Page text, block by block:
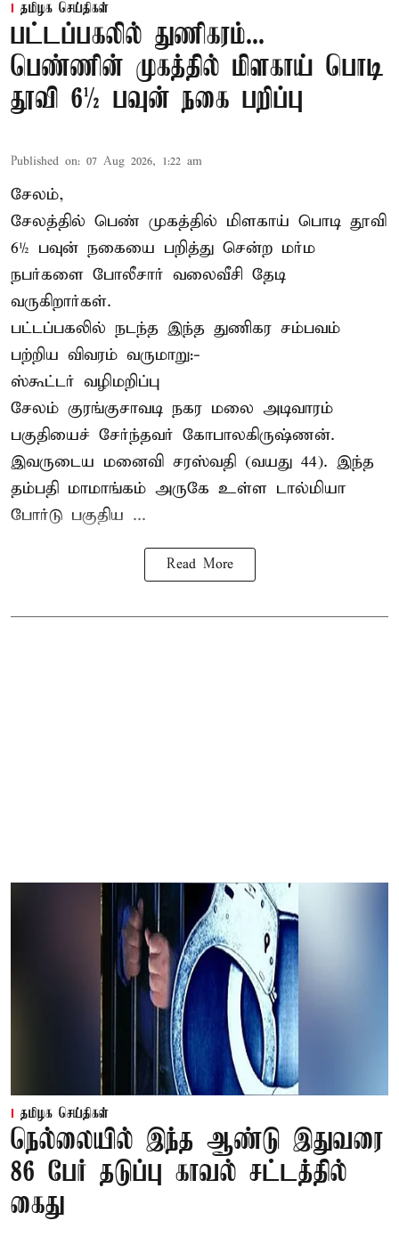
தமிழக செய்திகள்
பட்டப்பகலில் துணிகரம்...
பெண்ணின் முகத்தில் மிளகாய் பொடி
தூவி 6½ பவுன் நகை பறிப்பு
Published on: 07 Aug 2026, 1:22 am
சேலம்,
சேலத்தில் பெண் முகத்தில் மிளகாய் பொடி தூவி
6½ பவுன் நகையை பறித்து சென்ற மர்ம
நபர்களை போலீசார் வலைவீசி தேடி
வருகிறார்கள்.
பட்டப்பகலில் நடந்த இந்த துணிகர சம்பவம்
பற்றிய விவரம் வருமாறு:-
ஸ்கூட்டர் வழிமறிப்பு
சேலம் குரங்குசாவடி நகர மலை அடிவாரம்
பகுதியைச் சேர்ந்தவர் கோபாலகிருஷ்ணன்.
இவருடைய மனைவி சரஸ்வதி (வயது 44). இந்த
தம்பதி மாமாங்கம் அருகே உள்ள டால்மியா
போர்டு பகுதிய ...
Read More
தமிழக செய்திகள்
நெல்லையில் இந்த ஆண்டு இதுவரை
86 பேர் தடுப்பு காவல் சட்டத்தில்
கைது